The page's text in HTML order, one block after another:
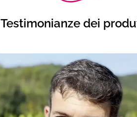
Testimonianze dei